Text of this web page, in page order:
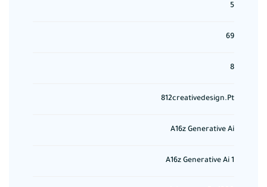
5
69
8
812creativedesign.pt
A16z Generative Ai
A16z Generative Ai 1